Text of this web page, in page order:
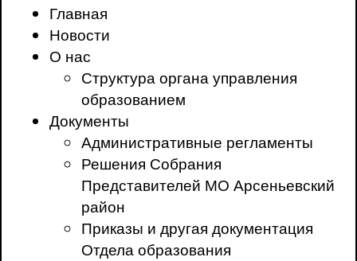
Главная
Новости
О нас
Структура органа управления
образованием
Документы
Административные регламенты
Решения Собрания
Представителей МО Арсеньевский
район
Приказы и другая документация
Отдела образования